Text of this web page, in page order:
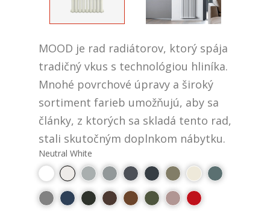
MOOD je rad radiátorov, ktorý spája
tradičný vkus s technológiou hliníka.
Mnohé povrchové úpravy a široký
sortiment farieb umožňujú, aby sa
články, z ktorých sa skladá tento rad,
stali skutočným doplnkom nábytku.
Neutral White